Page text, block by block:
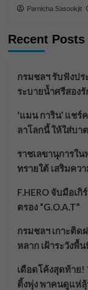
Parnicha Sasookjit
Recent Posts
กรมชลฯ รับฟังป
ระบายน้ำศรีสองรั
‘แมน การิน’ แช
ลาโลกนี้ ให้ใส่บา
ราชเลขานุการใ
ทรายใต้ เสริมคว
F.HERO จับมือเกิ
ตรอง “G.O.A.T”
กรมชลฯ เกาะติด
หลาก เฝ้าระวังพื้น
เดือดโค้งสุดท้าย!
ติ้งพุ่ง พาคนดูแห่